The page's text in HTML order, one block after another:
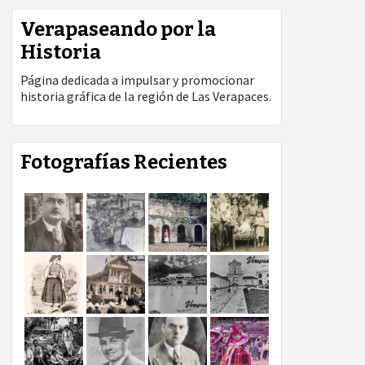
Verapaseando por la
Historia
Página dedicada a impulsar y promocionar
historia gráfica de la región de Las Verapaces.
Fotografías Recientes